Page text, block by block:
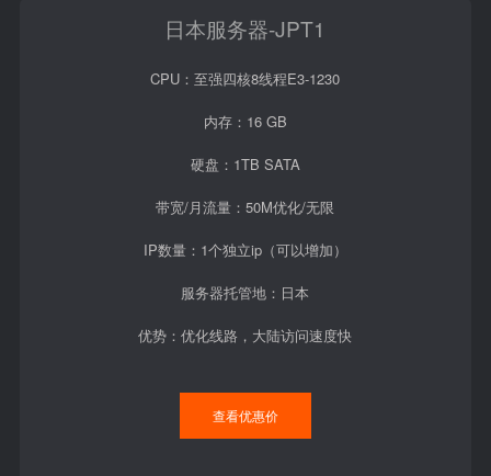
日本服务器-JPT1
CPU：至强四核8线程E3-1230
内存：16 GB
硬盘：1TB SATA
带宽/月流量：50M优化/无限
IP数量：1个独立ip（可以增加）
服务器托管地：日本
优势：优化线路，大陆访问速度快
查看优惠价